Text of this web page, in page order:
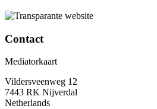
Contact
Mediatorkaart
Vildersveenweg 12
7443 RK Nijverdal
Netherlands